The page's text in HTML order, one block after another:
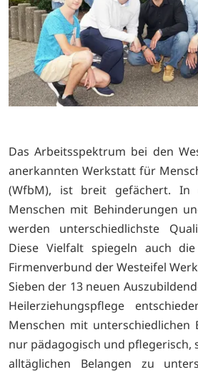
Das Arbeitsspektrum bei den
anerkannten Werkstatt für
(WfbM), ist breit gefächert. In
Menschen mit Behinderungen
werden unterschiedlichste
Diese Vielfalt spiegeln auch
Firmenverbund der Westeifel
Sieben der 13 neuen
Heilerziehungspflege
Menschen mit unterschiedlichen
nur pädagogisch und pflegerisch,
alltäglichen Belangen zu